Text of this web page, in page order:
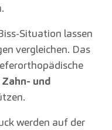
Situation lassen
vergleichen. Das
Zahn- und
werden auf der